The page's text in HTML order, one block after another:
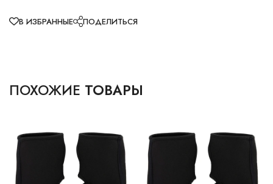
В ИЗБРАННЫЕ ПОДЕЛИТЬСЯ
ПОХОЖИЕ ТОВАРЫ